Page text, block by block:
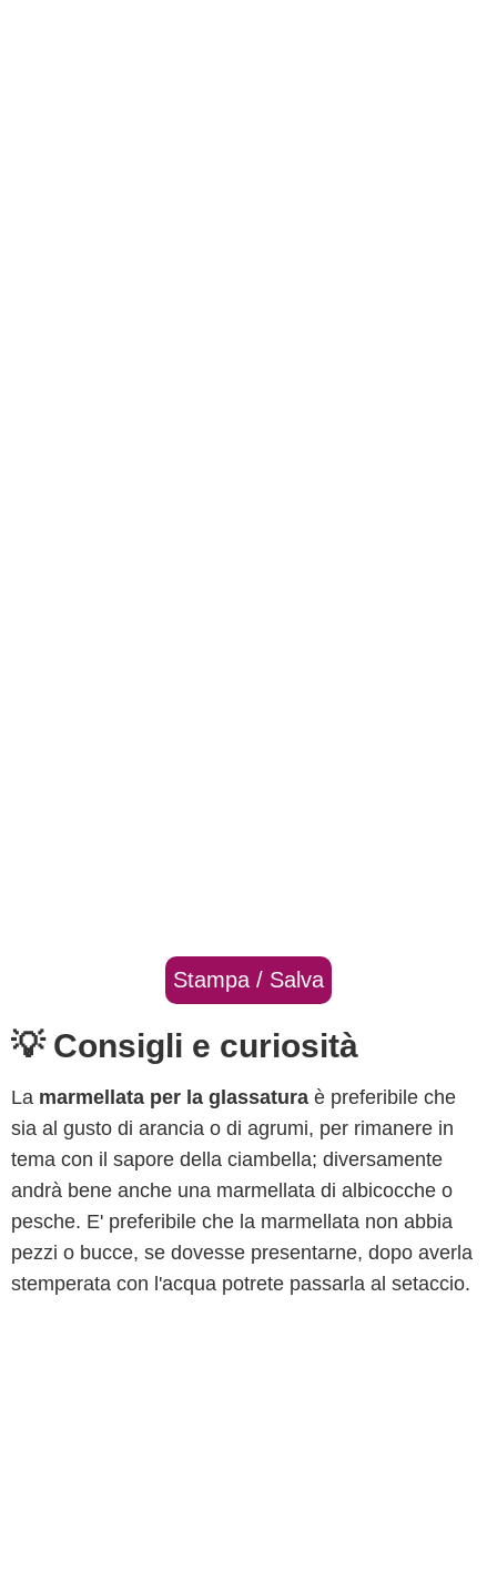
Stampa / Salva
💡 Consigli e curiosità
La marmellata per la glassatura è preferibile che
sia al gusto di arancia o di agrumi, per rimanere in
tema con il sapore della ciambella; diversamente
andrà bene anche una marmellata di albicocche o
pesche. E' preferibile che la marmellata non abbia
pezzi o bucce, se dovesse presentarne, dopo averla
stemperata con l'acqua potrete passarla al setaccio.